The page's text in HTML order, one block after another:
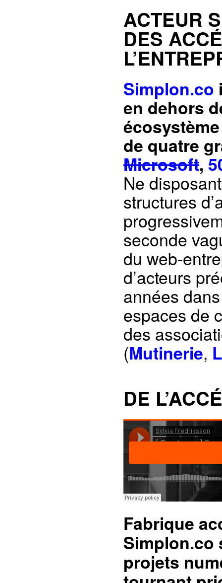
ACTEUR
DES
Simplon.co
en dehors
de quatre
Microsoft,
Ne
structures
seconde
du web-
d’acteurs
années
espaces de
des
(Mutinerie,
DE
Fabrique
Simplon.co
projets